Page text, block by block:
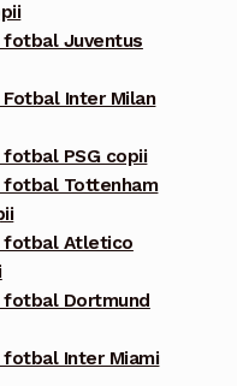
fotbal Juventus
Inter Milan
fotbal PSG copii
fotbal Tottenham
fotbal Atletico
fotbal Dortmund
fotbal Inter Miami